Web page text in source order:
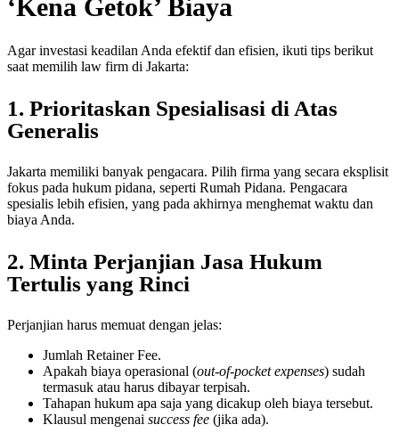
‘Kena Getok’ Biaya
Agar investasi keadilan Anda efektif dan efisien, ikuti tips berikut
saat memilih law firm di Jakarta:
1. Prioritaskan Spesialisasi di Atas
Generalis
Jakarta memiliki banyak pengacara. Pilih firma yang secara eksplisit
fokus pada hukum pidana, seperti Rumah Pidana. Pengacara
spesialis lebih efisien, yang pada akhirnya menghemat waktu dan
biaya Anda.
2. Minta Perjanjian Jasa Hukum
Tertulis yang Rinci
Perjanjian harus memuat dengan jelas:
Jumlah Retainer Fee.
Apakah biaya operasional (out-of-pocket expenses) sudah
termasuk atau harus dibayar terpisah.
Tahapan hukum apa saja yang dicakup oleh biaya tersebut.
Klausul mengenai success fee (jika ada).